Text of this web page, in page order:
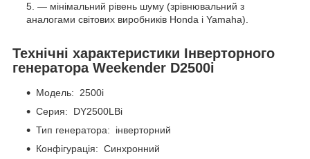
— мінімальний рівень шуму (зрівнювальний з
аналогами світових виробників Honda і Yamaha).
Технічні характеристики Інверторного
генератора Weekender D2500i
Модель: 2500i
Серия: DY2500LBi
Тип генератора: інверторний
Конфігурація: Синхронний